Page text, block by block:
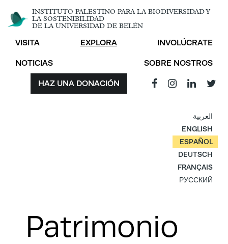
INSTITUTO PALESTINO PARA LA BIODIVERSIDAD Y
LA SOSTENIBILIDAD
DE LA UNIVERSIDAD DE BELÉN
VISITA EXPLORA INVOLÚCRATE
NOTICIAS SOBRE NOSTROS
HAZ UNA DONACIÓN
العربية
ENGLISH
ESPAÑOL
DEUTSCH
FRANÇAIS
РУССКИЙ
Patrimonio